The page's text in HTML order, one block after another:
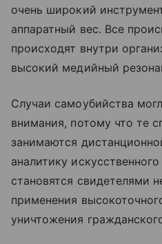
очень широкий
аппаратный вес. Все
происходят внутри
высокий медийный
Случаи самоубийства
внимания, потому что те
занимаются
аналитику
становятся свидетелями
применения
уничтожения